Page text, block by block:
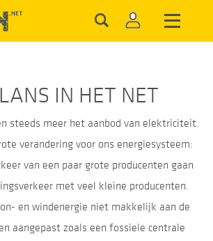
IN HET NET
steeds meer het aanbod van elektriciteit.
verandering voor ons energiesysteem:
van een paar grote producenten gaan
met veel kleine producenten.
en windenergie niet makkelijk aan de
aangepast zoals een fossiele centrale